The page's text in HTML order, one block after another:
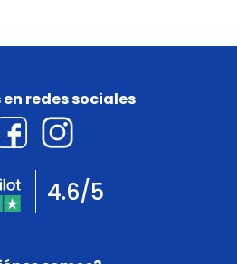
redes sociales
4.6/5